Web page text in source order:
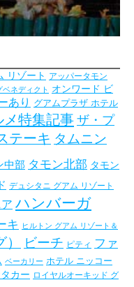
リゾート アッパータモン
ベネディクト オンワード ビ
あり グアムプラザ ホテル
メ特集記事ザ・プ
テーキ タムニン
中部 タモン北部 タモン
デュシタニ グアム リゾート
ハンバーガ
キ ヒルトン グアム リゾート＆
ビーチ ピティ ファ
ベーカリー ホテル ニッコー
カー ロイヤルオーキッド グ